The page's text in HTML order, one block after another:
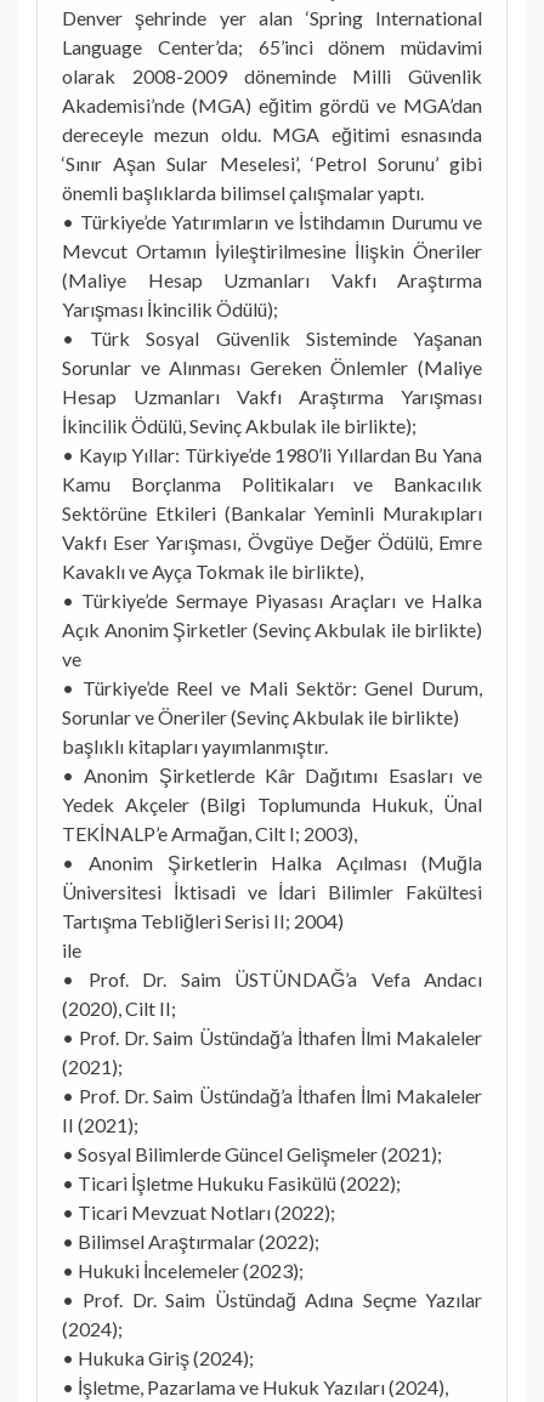
Denver şehrinde yer alan ‘Spring International
Language Center’da; 65’inci dönem müdavimi
olarak 2008-2009 döneminde Milli Güvenlik
Akademisi’nde (MGA) eğitim gördü ve MGA’dan
dereceyle mezun oldu. MGA eğitimi esnasında
‘Sınır Aşan Sular Meselesi’, ‘Petrol Sorunu’ gibi
önemli başlıklarda bilimsel çalışmalar yaptı.
• Türkiye’de Yatırımların ve İstihdamın Durumu ve
Mevcut Ortamın İyileştirilmesine İlişkin Öneriler
(Maliye Hesap Uzmanları Vakfı Araştırma
Yarışması İkincilik Ödülü);
• Türk Sosyal Güvenlik Sisteminde Yaşanan
Sorunlar ve Alınması Gereken Önlemler (Maliye
Hesap Uzmanları Vakfı Araştırma Yarışması
İkincilik Ödülü, Sevinç Akbulak ile birlikte);
• Kayıp Yıllar: Türkiye’de 1980’li Yıllardan Bu Yana
Kamu Borçlanma Politikaları ve Bankacılık
Sektörüne Etkileri (Bankalar Yeminli Murakıpları
Vakfı Eser Yarışması, Övgüye Değer Ödülü, Emre
Kavaklı ve Ayça Tokmak ile birlikte),
• Türkiye’de Sermaye Piyasası Araçları ve Halka
Açık Anonim Şirketler (Sevinç Akbulak ile birlikte)
ve
• Türkiye’de Reel ve Mali Sektör: Genel Durum,
Sorunlar ve Öneriler (Sevinç Akbulak ile birlikte)
başlıklı kitapları yayımlanmıştır.
• Anonim Şirketlerde Kâr Dağıtımı Esasları ve
Yedek Akçeler (Bilgi Toplumunda Hukuk, Ünal
TEKİNALP’e Armağan, Cilt I; 2003),
• Anonim Şirketlerin Halka Açılması (Muğla
Üniversitesi İktisadi ve İdari Bilimler Fakültesi
Tartışma Tebliğleri Serisi II; 2004)
ile
• Prof. Dr. Saim ÜSTÜNDAĞ’a Vefa Andacı
(2020), Cilt II;
• Prof. Dr. Saim Üstündağ’a İthafen İlmi Makaleler
(2021);
• Prof. Dr. Saim Üstündağ’a İthafen İlmi Makaleler
II (2021);
• Sosyal Bilimlerde Güncel Gelişmeler (2021);
• Ticari İşletme Hukuku Fasikülü (2022);
• Ticari Mevzuat Notları (2022);
• Bilimsel Araştırmalar (2022);
• Hukuki İncelemeler (2023);
• Prof. Dr. Saim Üstündağ Adına Seçme Yazılar
(2024);
• Hukuka Giriş (2024);
• İşletme, Pazarlama ve Hukuk Yazıları (2024),